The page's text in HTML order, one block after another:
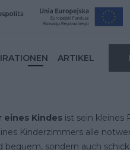
ARTIKEL
eines Kindes ist sein kleines
Kinderzimmers alle
bequem, sondern auch